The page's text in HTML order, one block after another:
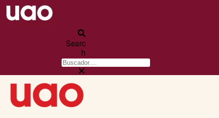
Searc
h